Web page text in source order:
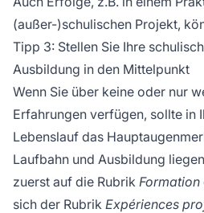
(außer-)schulischen Projekt,
Tipp 3: Stellen Sie Ihre
Ausbildung in den Mittelpunkt
Wenn Sie über keine oder nur
Erfahrungen verfügen, sollte in
Lebenslauf das
Laufbahn und Ausbildung
zuerst auf die Rubrik Formation
sich der Rubrik Expériences